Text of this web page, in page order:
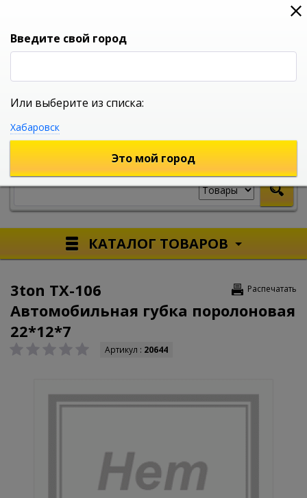
0
УНИВЕРСАЛЬНЫЙ ИНТЕРНЕТ МАГАЗИН
КАТАЛОГ ТОВАРОВ
Распечатать
3ton TX-106
Автомобильная губка поролоновая
22*12*7
Артикул : 20644
Введите свой город
Или выберите из списка:
Хабаровск
Это мой город